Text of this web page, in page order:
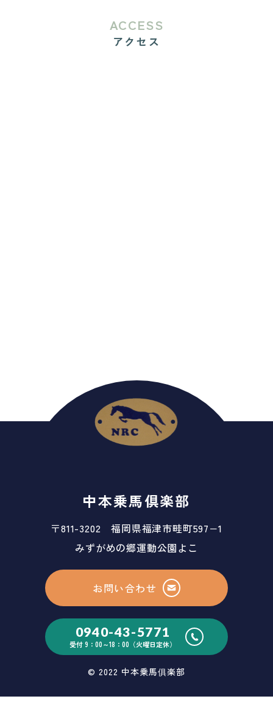
ACCESS
アクセス
中本乗馬倶楽部
〒811-3202 福岡県福津市畦町597−1
みずがめの郷運動公園よこ
お問い合わせ
0940-43-5771
受付 9：00～18：00（火曜日定休）
© 2022 中本乗馬俱楽部